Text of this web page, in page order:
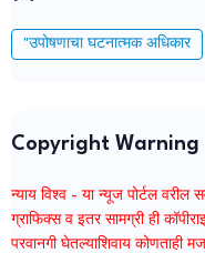
"उपोषणाचा घटनात्मक अधिकार
Copyright Warning
न्याय विश्व - या न्यूज पोर्टल वरील
ग्राफिक्स व इतर सामग्री ही
परवानगी घेतल्याशिवाय कोणताही